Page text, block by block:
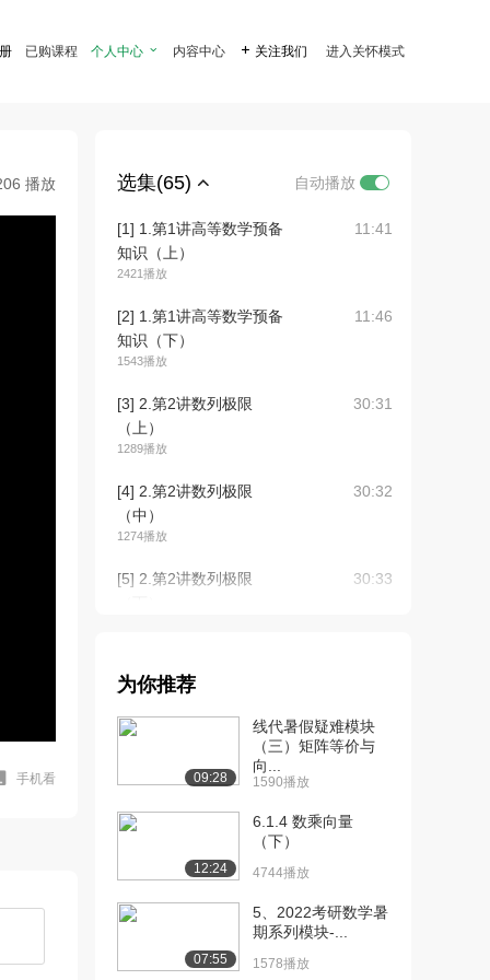
已购课程 个人中心  内容中心  关注我们 进入关怀模式
播放
手机看
选集(65) 自动播放
[1] 1.第1讲高等数学预备
知识（上）
2421播放
11:41
[2] 1.第1讲高等数学预备
知识（下）
1543播放
11:46
[3] 2.第2讲数列极限
（上）
1289播放
30:31
[4] 2.第2讲数列极限
（中）
1274播放
30:32
[5] 2.第2讲数列极限
30:33
续性（上）
[7] 3.第3讲函数极限与连
续性（中）
23:07
[8] 3.第3讲函数极限与连
续性（下）
[9] 4.第4讲一元函数微分
学的概念与计...
1209播放
为你推荐
09:28
线代暑假疑难模块
（三）矩阵等价与
向...
1590播放
12:24
6.1.4 数乘向量
（下）
4744播放
07:55
5、2022考研数学暑
期系列模块-...
1578播放